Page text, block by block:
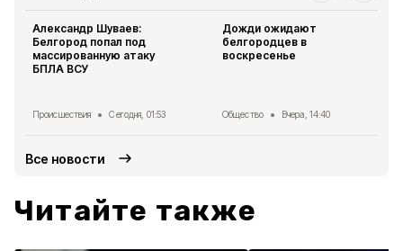
Александр Шуваев:
Белгород попал под
массированную атаку
БПЛА ВСУ
Происшествия Сегодня, 01:53
Дожди ожидают
белгородцев в
воскресенье
Общество Вчера, 14:40
Все новости
Читайте также